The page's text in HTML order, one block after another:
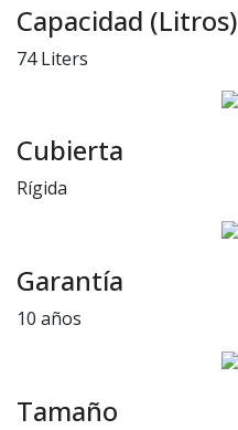
Capacidad (Litros)
74 Liters
Cubierta
Rígida
Garantía
10 años
Tamaño